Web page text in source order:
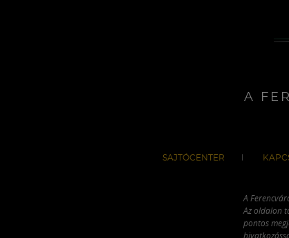
A
SAJTÓCENTER
A
Az oldalon
pontos